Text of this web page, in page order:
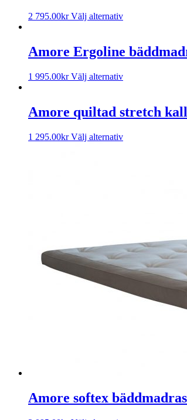
2 795.00kr Välj alternativ
Amore Ergoline
1 995.00kr Välj alternativ
Amore quiltad stretch
1 295.00kr Välj alternativ
Amore softex